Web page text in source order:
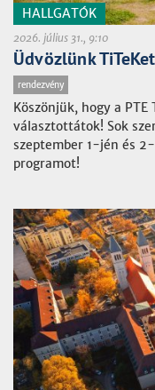
HALLGATÓK
2026. július 31., 9:10
Üdvözlünk
rendezvény
Köszönjük, hogy a
választottátok! Sok
szeptember 1-jén és
programot!